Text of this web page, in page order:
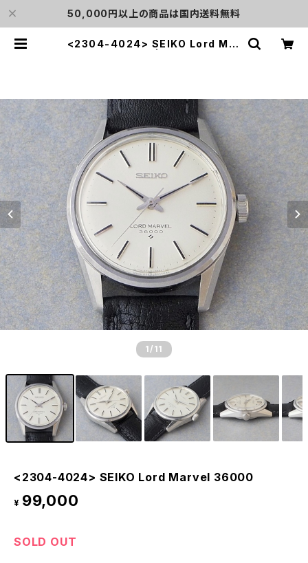
50,000円以上の商品は国内送料無料
<2304-4024> SEIKO Lord Mar
1 /11
<2304-4024> SEIKO Lord Marvel 36000
¥ 99,000
SOLD OUT